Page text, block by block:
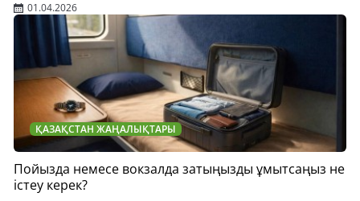
01.04.2026
ҚАЗАҚСТАН ЖАҢАЛЫҚТАРЫ
Пойызда немесе вокзалда затыңызды ұмытсаңыз не
істеу керек?